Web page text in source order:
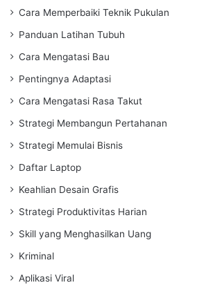
Cara Memperbaiki Teknik Pukulan
Panduan Latihan Tubuh
Cara Mengatasi Bau
Pentingnya Adaptasi
Cara Mengatasi Rasa Takut
Strategi Membangun Pertahanan
Strategi Memulai Bisnis
Daftar Laptop
Keahlian Desain Grafis
Strategi Produktivitas Harian
Skill yang Menghasilkan Uang
Kriminal
Aplikasi Viral